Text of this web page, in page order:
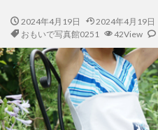
2024年4月19日 2024年4月19日
おもいで写真館0251
42View